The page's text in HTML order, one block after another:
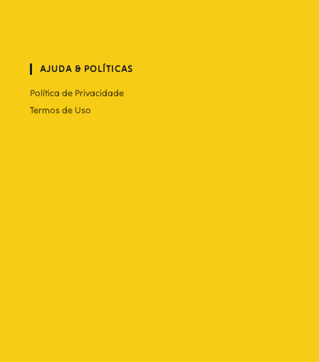
AJUDA & POLÍTICAS
Política de Privacidade
Termos de Uso